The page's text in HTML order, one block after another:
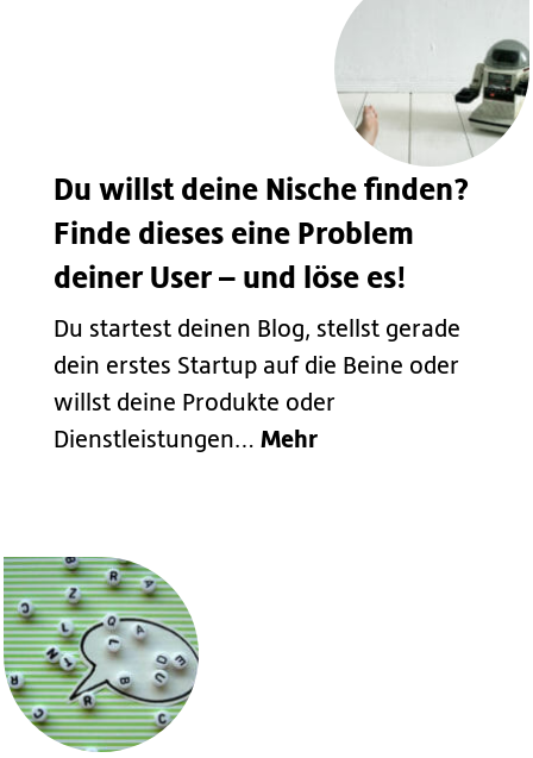
Du willst deine Nische finden?
Finde dieses eine Problem
deiner User – und löse es!
Du startest deinen Blog, stellst gerade
dein erstes Startup auf die Beine oder
willst deine Produkte oder
Dienstleistungen… Mehr